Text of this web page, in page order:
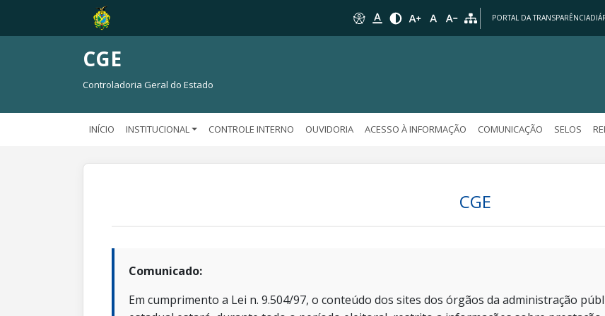
PORTAL DA TRANSPARÊNCIA
CGE
Controladoria Geral do Estado
INÍCIO INSTITUCIONAL CONTROLE INTERNO OUVIDORIA ACESSO À INFORMAÇÃO COMUNICAÇÃO SELOS
CGE
Comunicado:
Em cumprimento a Lei n. 9.504/97, o conteúdo dos sites dos órgãos da administração